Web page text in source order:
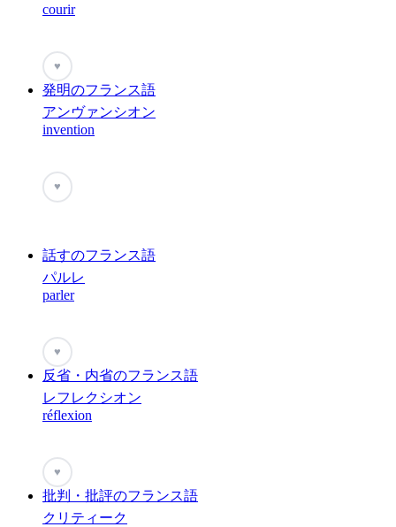
courir
♥
発明のフランス語
アンヴァンシオン
invention
♥
話すのフランス語
パルレ
parler
♥
反省・内省のフランス語
レフレクシオン
réflexion
♥
批判・批評のフランス語
クリティーク